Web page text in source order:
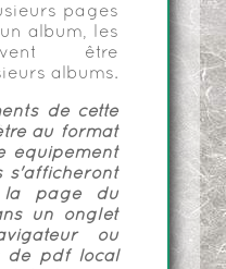
pages
album, les
être
albums.
de cette
au format
équipement
s'afficheront
la page du
un onglet
ou
de pdf local